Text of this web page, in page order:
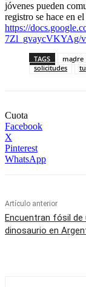
jóvenes pueden
registro se hace en
https://
7Zl_gvaycVKYAg/
TAGS madre
solicitudes
Cuota
Facebook
X
Pinterest
WhatsApp
Artículo anterior
Encuentran fósil de
dinosaurio en